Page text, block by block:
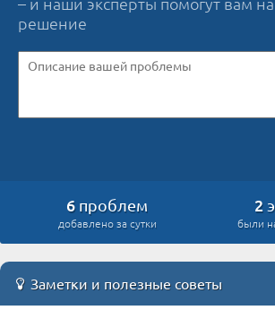
решение
6 проблем
добавлено за сутки
2
были
Заметки и полезные советы